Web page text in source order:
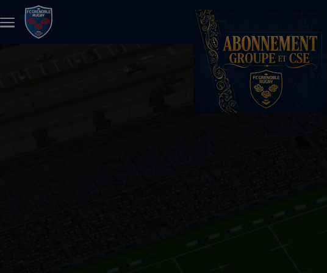
Aller au contenu principal